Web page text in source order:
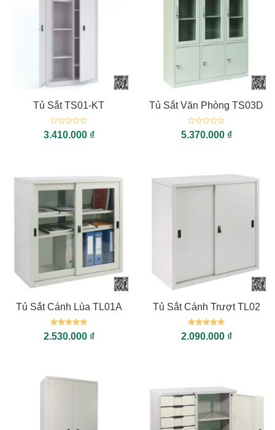
Tủ Sắt TS01-KT
Được
xếp
3.410.000 ₫
Tủ Sắt Văn Phòng TS03D
Được
xếp
5.370.000 ₫
Tủ Sắt Cánh Lùa TL01A
Được xếp
hạng55
2.530.000 ₫
Tủ Sắt Cánh Trượt TL02
Được xếp
hạng55
2.090.000 ₫